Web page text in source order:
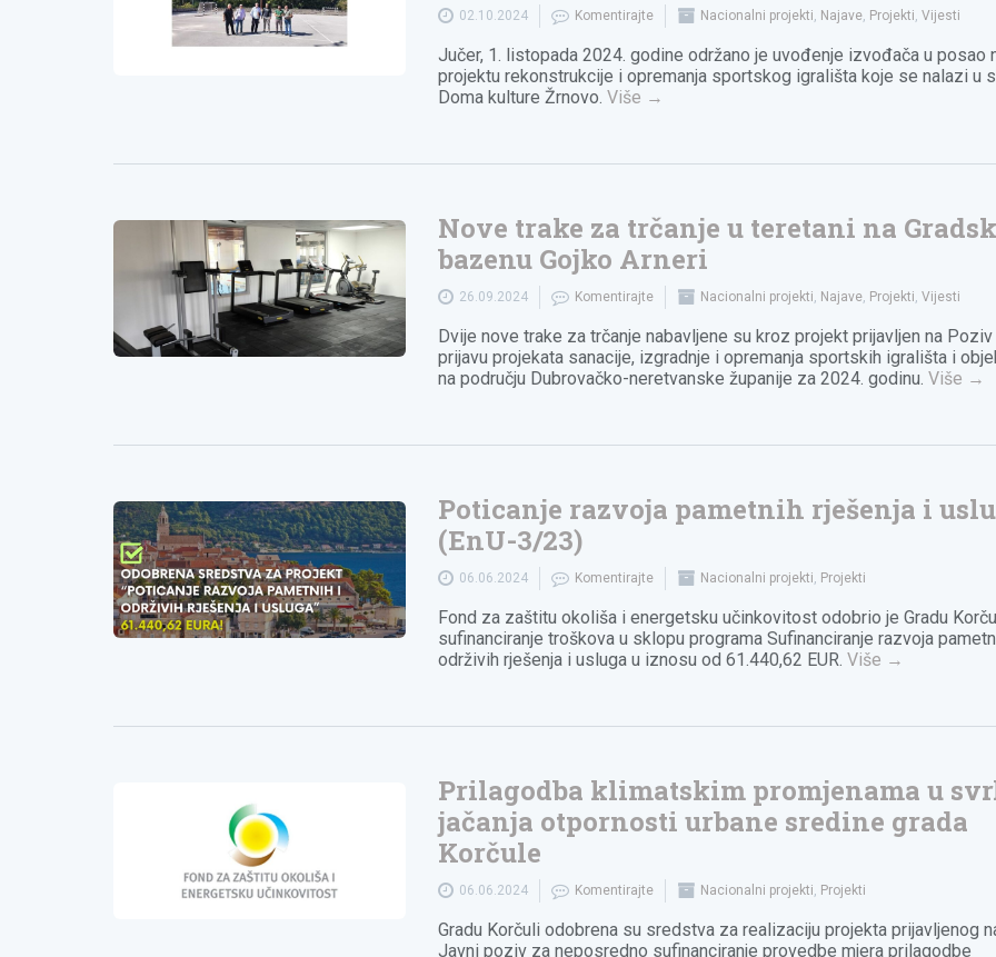
02.10.2024 Komentirajte Nacionalni projekti Najave Projekti ,Vijesti
Jučer, 1. listopada 2024. godine održano je uvođenje izvođača u posao
projektu rekonstrukcije i opremanja sportskog igrališta koje se nalazi u
Doma kulture Žrnovo.Više →
Nove trake za trčanje u teretani na
bazenu Gojko Arneri
26.09.2024 Komentirajte Nacionalni projekti Najave Projekti ,Vijesti
Dvije nove trake za trčanje nabavljene su kroz projekt prijavljen na
prijavu projekata sanacije, izgradnje i opremanja sportskih igrališta i
na području Dubrovačko-neretvanske županije za 2024. godinu.Više →
Poticanje razvoja pametnih rješenja i
(EnU-3/23)
06.06.2024 Komentirajte Nacionalni projekti Projekti
Fond za zaštitu okoliša i energetsku učinkovitost odobrio je Gradu
sufinanciranje troškova u sklopu programa Sufinanciranje razvoja
održivih rješenja i usluga u iznosu od 61.440,62 EUR.Više →
Prilagodba klimatskim promjenama u
jačanja otpornosti urbane sredine grada
Korčule
06.06.2024 Komentirajte Nacionalni projekti Projekti
Gradu Korčuli odobrena su sredstva za realizaciju projekta prijavljenog
Javni poziv za neposredno sufinanciranje provedbe mjera prilagodbe